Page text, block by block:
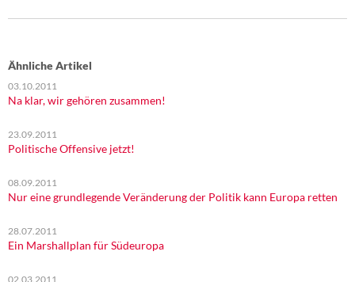
Ähnliche Artikel
03.10.2011
Na klar, wir gehören zusammen!
23.09.2011
Politische Offensive jetzt!
08.09.2011
Nur eine grundlegende Veränderung der Politik kann Europa retten
28.07.2011
Ein Marshallplan für Südeuropa
02.03.2011